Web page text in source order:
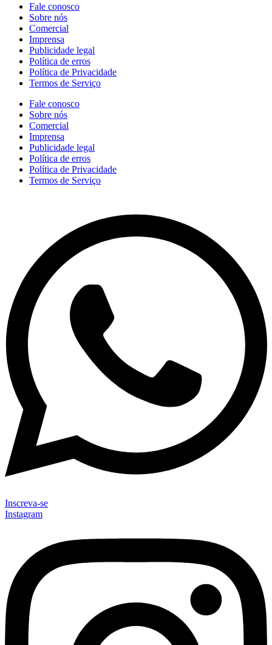
Fale conosco
Sobre nós
Comercial
Imprensa
Publicidade legal
Política de erros
Política de Privacidade
Termos de Serviço
Fale conosco
Sobre nós
Comercial
Imprensa
Publicidade legal
Política de erros
Política de Privacidade
Termos de Serviço
Inscreva-se
Instagram